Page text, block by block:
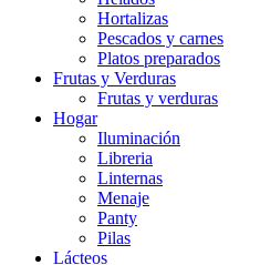
Hortalizas
Pescados y carnes
Platos preparados
Frutas y Verduras
Frutas y verduras
Hogar
Iluminación
Libreria
Linternas
Menaje
Panty
Pilas
Lácteos